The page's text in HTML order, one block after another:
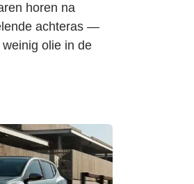
horen na
achteras —
olie in de